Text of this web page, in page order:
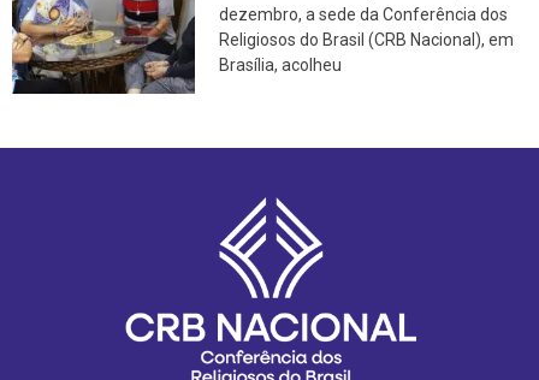
dezembro, a sede da Conferência dos
Religiosos do Brasil (CRB Nacional), em
Brasília, acolheu